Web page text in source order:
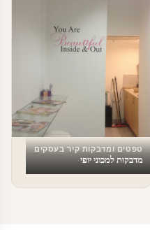
טפטים ומדבקות קיר בעסקים
מדבקות למכוני יופי